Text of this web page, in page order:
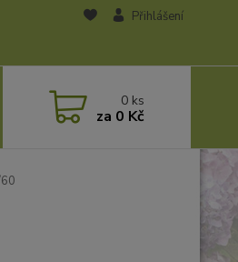
Přihlášení
0 ks
za 0 Kč